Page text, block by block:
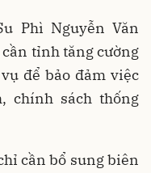
Phì Nguyễn Văn
tỉnh tăng cường
để bảo đảm việc
chính sách thống
cần bổ sung biên